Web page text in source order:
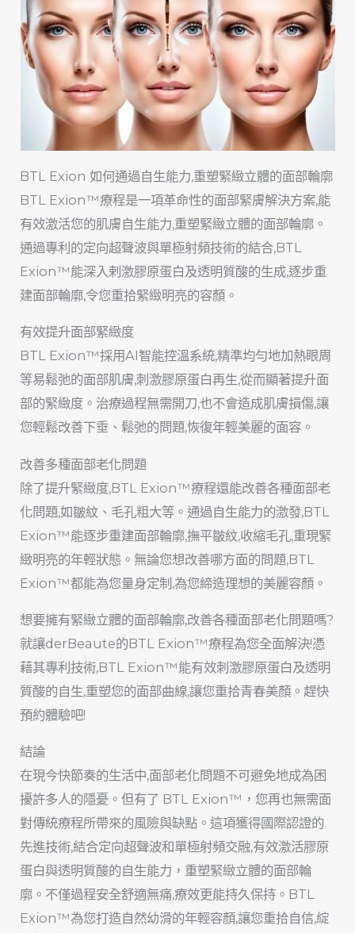
BTL Exion 如何通過自生能力,重塑緊緻立體的面部輪廓
BTL Exion™療程是一項革命性的面部緊膚解決方案,能
有效激活您的肌膚自生能力,重塑緊緻立體的面部輪廓。
通過專利的定向超聲波與單極射頻技術的結合,BTL
Exion™能深入剌激膠原蛋白及透明質酸的生成,逐步重
建面部輪廓,令您重拾緊緻明亮的容顏。
有效提升面部緊緻度
BTL Exion™採用AI智能控溫系統,精準均勻地加熱眼周
等易鬆弛的面部肌膚,刺激膠原蛋白再生,從而顯著提升面
部的緊緻度。治療過程無需開刀,也不會造成肌膚損傷,讓
您輕鬆改善下垂、鬆弛的問題,恢復年輕美麗的面容。
改善多種面部老化問題
除了提升緊緻度,BTL Exion™療程還能改善各種面部老
化問題,如皺紋、毛孔粗大等。通過自生能力的激發,BTL
Exion™能逐步重建面部輪廓,撫平皺紋,收縮毛孔,重現緊
緻明亮的年輕狀態。無論您想改善哪方面的問題,BTL
Exion™都能為您量身定制,為您締造理想的美麗容顏。
想要擁有緊緻立體的面部輪廓,改善各種面部老化問題嗎?
就讓derBeaute的BTL Exion™療程為您全面解決!憑
藉其專利技術,BTL Exion™能有效刺激膠原蛋白及透明
質酸的自生,重塑您的面部曲線,讓您重拾青春美顏。趕快
預約體驗吧!
結論
在現今快節奏的生活中,面部老化問題不可避免地成為困
擾許多人的隱憂。但有了 BTL Exion™，您再也無需面
對傳統療程所帶來的風險與缺點。這項獲得國際認證的
先進技術,結合定向超聲波和單極射頻交融,有效激活膠原
蛋白與透明質酸的自生能力，重塑緊緻立體的面部輪
廓。不僅過程安全舒適無痛,療效更能持久保持。BTL
Exion™為您打造自然幼滑的年輕容顏,讓您重拾自信,綻